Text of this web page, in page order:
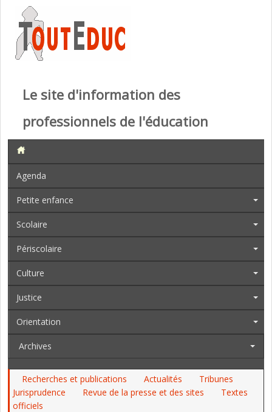
Le site d'information des
professionnels de l'éducation
Agenda
Petite enfance
Scolaire
Périscolaire
Culture
Justice
Orientation
Archives
Recherches et publications Actualités
Tribunes
Jurisprudence
Revue de la presse et des sites
Textes
officiels